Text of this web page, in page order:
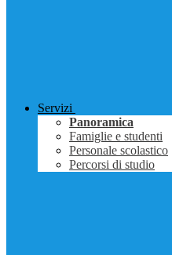
Servizi
Panoramica
Famiglie e studenti
Personale scolastico
Percorsi di studio